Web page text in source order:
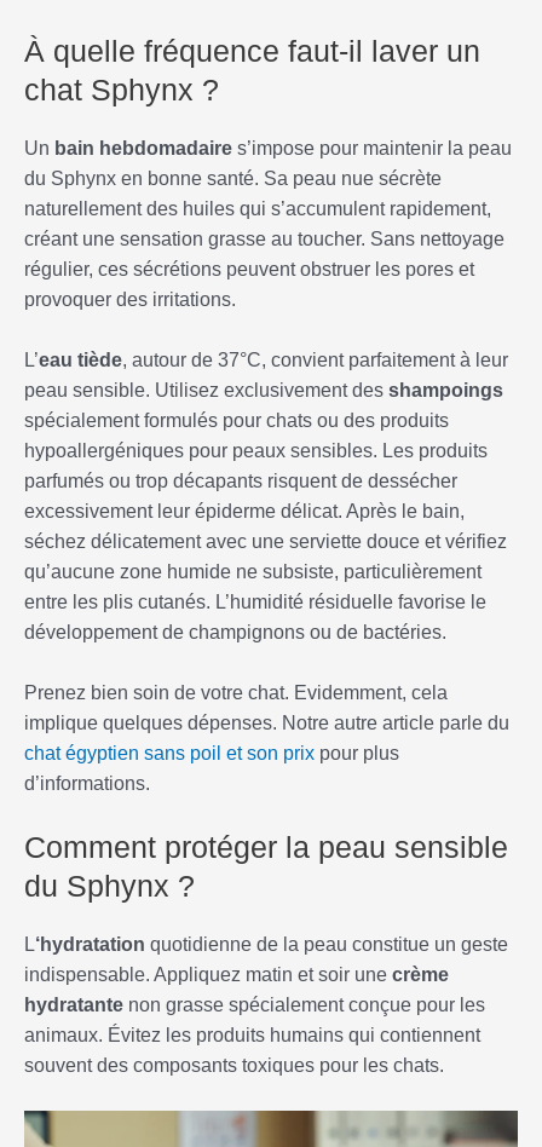
À quelle fréquence faut-il laver un
chat Sphynx ?
Un bain hebdomadaire s’impose pour maintenir la peau
du Sphynx en bonne santé. Sa peau nue sécrète
naturellement des huiles qui s’accumulent rapidement,
créant une sensation grasse au toucher. Sans nettoyage
régulier, ces sécrétions peuvent obstruer les pores et
provoquer des irritations.
L’eau tiède, autour de 37°C, convient parfaitement à leur
peau sensible. Utilisez exclusivement des shampoings
spécialement formulés pour chats ou des produits
hypoallergéniques pour peaux sensibles. Les produits
parfumés ou trop décapants risquent de dessécher
excessivement leur épiderme délicat. Après le bain,
séchez délicatement avec une serviette douce et vérifiez
qu’aucune zone humide ne subsiste, particulièrement
entre les plis cutanés. L’humidité résiduelle favorise le
développement de champignons ou de bactéries.
Prenez bien soin de votre chat. Evidemment, cela
implique quelques dépenses. Notre autre article parle du
chat égyptien sans poil et son prix pour plus
d’informations.
Comment protéger la peau sensible
du Sphynx ?
L‘hydratation quotidienne de la peau constitue un geste
indispensable. Appliquez matin et soir une crème
hydratante non grasse spécialement conçue pour les
animaux. Évitez les produits humains qui contiennent
souvent des composants toxiques pour les chats.